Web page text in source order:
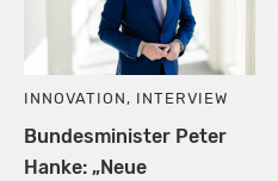
INNOVATION, INTERVIEW
Bundesminister Peter
Hanke: „Neue